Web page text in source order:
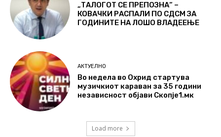
„ТАЛОГОТ СЕ ПРЕПОЗНА“ –
КОВАЧКИ РАСПАЛИ ПО СДСМ ЗА
ГОДИНИТЕ НА ЛОШО ВЛАДЕЕЊЕ
АКТУЕЛНО
Во недела во Охрид стартува
музичкиот караван за 35 години
независност објави Скопје1.мк
Load more